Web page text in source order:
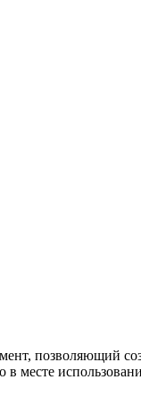
позволяющий
месте